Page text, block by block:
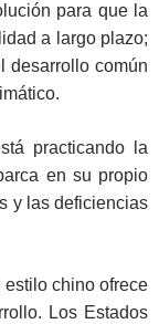
para que la
a largo plazo;
desarrollo común
practicando la
en su propio
y las deficiencias
chino ofrece
Los Estados